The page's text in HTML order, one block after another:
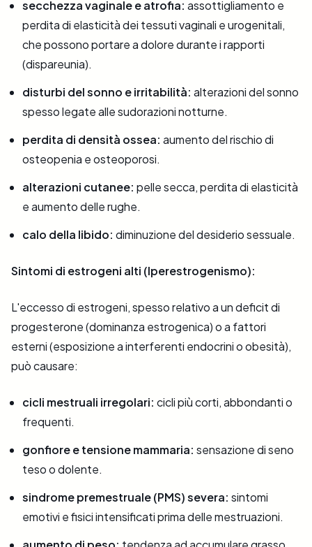
secchezza vaginale e atrofia: assottigliamento e
perdita di elasticità dei tessuti vaginali e urogenitali,
che possono portare a dolore durante i rapporti
(dispareunia).
disturbi del sonno e irritabilità: alterazioni del sonno
spesso legate alle sudorazioni notturne.
perdita di densità ossea: aumento del rischio di
osteopenia e osteoporosi.
alterazioni cutanee: pelle secca, perdita di elasticità
e aumento delle rughe.
calo della libido: diminuzione del desiderio sessuale.
Sintomi di estrogeni alti (Iperestrogenismo):
L'eccesso di estrogeni, spesso relativo a un deficit di
progesterone (dominanza estrogenica) o a fattori
esterni (esposizione a interferenti endocrini o obesità),
può causare:
cicli mestruali irregolari: cicli più corti, abbondanti o
frequenti.
gonfiore e tensione mammaria: sensazione di seno
teso o dolente.
sindrome premestruale (PMS) severa: sintomi
emotivi e fisici intensificati prima delle mestruazioni.